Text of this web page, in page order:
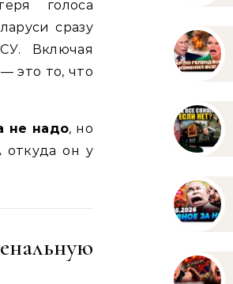
голоса
сразу
Включая
это то, что
не надо, но
откуда он у